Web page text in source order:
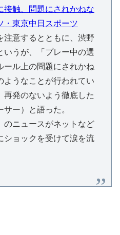
接触、問題にされかねな
・東京中日スポーツ
意するとともに、渋野
いうが、「プレー中の選
ール上の問題にされかね
ようなことが行われてい
再発のないよう徹底した
ー）と語った。
ニュースがネットなど
ショックを受けて涙を流